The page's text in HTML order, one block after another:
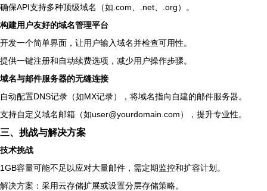
确保API支持多种顶级域名（如.com、.net、.org）。
构建用户友好的域名管理平台
开发一个简单界面，让用户输入域名并检查可用性。
提供一键注册和自动续费选项，减少用户操作步骤。
域名与邮件服务器的无缝连接
自动配置DNS记录（如MX记录），将域名指向自建的邮件服务器。
支持自定义域名邮箱（如user@yourdomain.com），提升专业性。
三、挑战与解决方案
技术挑战
1GB容量可能不足以应对大量邮件，需定期监控和扩容计划。
解决方案：采用云存储扩展或设置分层存储策略。